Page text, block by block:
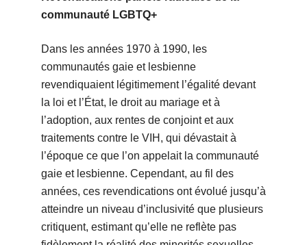
communauté LGBTQ+
Dans les années 1970 à 1990, les
communautés gaie et lesbienne
revendiquaient légitimement l’égalité devant
la loi et l’État, le droit au mariage et à
l’adoption, aux rentes de conjoint et aux
traitements contre le VIH, qui dévastait à
l’époque ce que l’on appelait la communauté
gaie et lesbienne. Cependant, au fil des
années, ces revendications ont évolué jusqu’à
atteindre un niveau d’inclusivité que plusieurs
critiquent, estimant qu’elle ne reflète pas